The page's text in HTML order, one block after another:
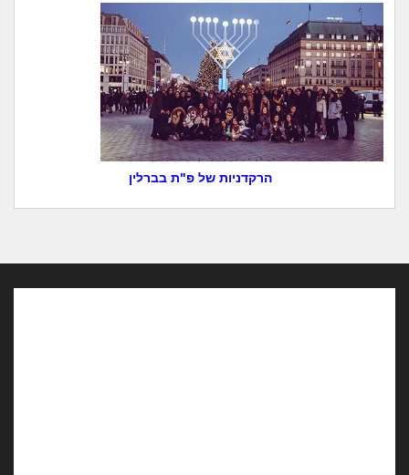
הרקדניות של פ"ת בברלין